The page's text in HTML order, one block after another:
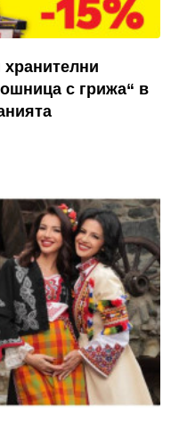
с грижа“ в